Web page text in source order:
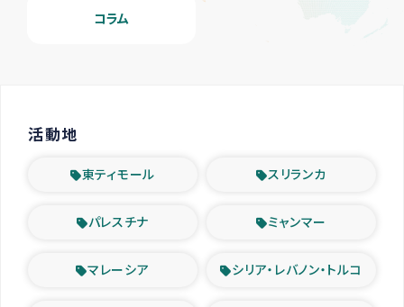
コラム
活動地
東ティモール スリランカ
パレスチナ ミャンマー
マレーシア シリア・レバノン・トルコ